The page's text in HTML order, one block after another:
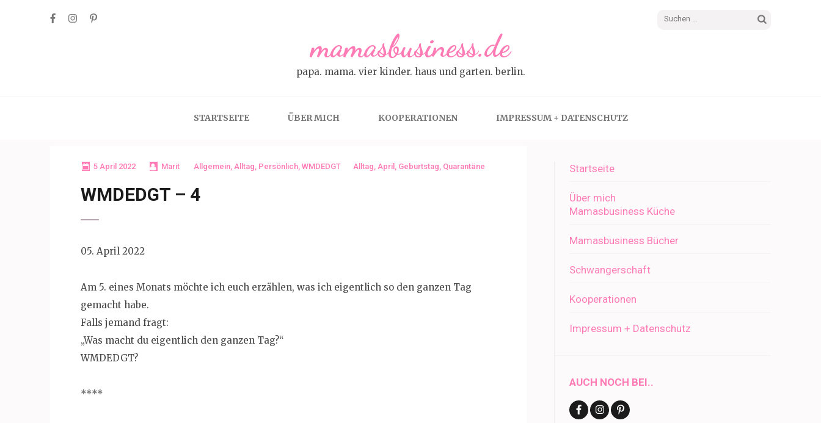
Suchen
mamasbusiness.de
papa. mama. vier kinder. haus und garten. berlin.
STARTSEITE ÜBER MICH KOOPERATIONEN IMPRESSUM + DATENSCHUTZ
5 April 2022 Marit Allgemein, Alltag, Persönlich, WMDEDGT Alltag, April , Geburtstag, Quarantäne
WMDEDGT – 4
05. April 2022
Am 5. eines Monats möchte ich euch erzählen, was ich eigentlich so den ganzen Tag
gemacht habe.
Falls jemand fragt:
„Was macht du eigentlich den ganzen Tag?“
WMDEDGT?
****
Startseite
Über mich
Mamasbusiness Küche
Mamasbusiness Bücher
Schwangerschaft
Kooperationen
Impressum + Datenschutz
AUCH NOCH BEI..